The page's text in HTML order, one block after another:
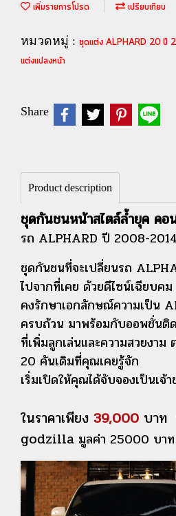
เพิ่มรายการโปรด เปรียบเทียบ
หมวดหมู่ : ชุดแต่ง ALPHARD 20 ปี
แต่งแปลงหน้า
Share
Product description
ชุดกันชนหน้าสไตล์ล้ำยุค คอ
รถ ALPHARD ปี 2008-2014
ชุดกันชนที่จะเปลี่ยนรถ
ไปจากที่เคย ด้วยดีไซน์เฉียบค
คงรักษาเอกลักษณ์ความเป็น
ครบถ้วน มาพร้อมกับออพชั่นติ
ที่เพิ่มลูกเล่นและความสวยงาม
20 คันเดิมที่คุณเคยรู้จัก
เริ่มเปิดให้คุณได้จับจองเป็นเจ้
ในราคาเพียง 39,000 บาท
godzilla มูลค่า 25000 บาท